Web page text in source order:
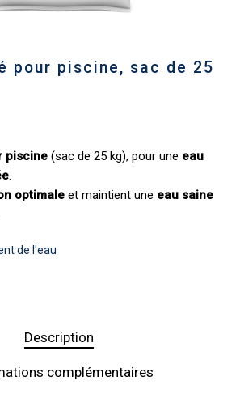
pour piscine, sac de 25
piscine(sac de 25 kg), pour une eau
.
optimaleet maintient une eau saine
de l'eau
Description
complémentaires